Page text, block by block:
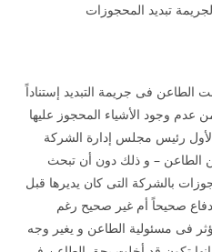
لجريمة تبديد المحجوزات
الطاعن فى جريمة التبديد إستناداً
وجود الأشياء المحجوز عليها
الأول رئيس مجلس إدارة الشركة
الطاعن – و ذلك دون أن تبحث
بالشركة التى كان يديرها قبل
صحيحاً أم غير صحيح رغم
فى مسئولية الطاعن و يغير وجه